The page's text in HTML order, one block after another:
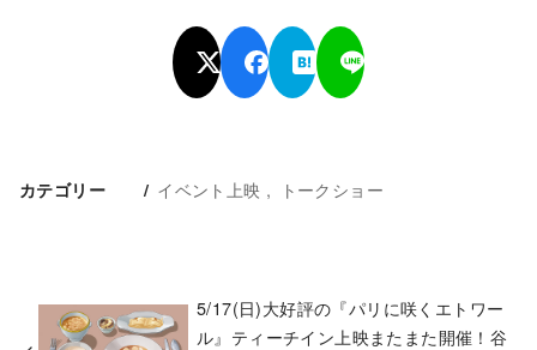
カテゴリー イベント上映 トークショー
5/17(日)大好評の『パリに咲くエトワー
ル』ティーチイン上映またまた開催！谷